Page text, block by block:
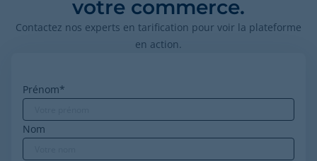
votre commerce.
Contactez nos experts en tarification pour voir la plateforme
en action.
Prénom*
Nom